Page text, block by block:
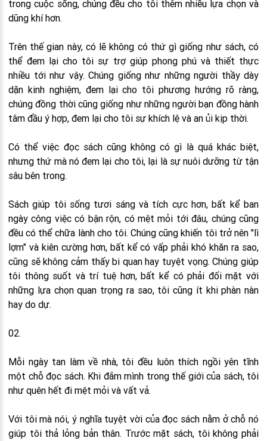
trong cuộc sống, chúng đều cho tôi thêm nhiều lựa chọn và
dũng khí hơn.
Trên thế gian này, có lẽ không có thứ gì giống như sách, có
thể đem lại cho tôi sự trợ giúp phong phú và thiết thực
nhiều tới như vậy. Chúng giống như những người thầy dày
dặn kinh nghiệm, đem lại cho tôi phương hướng rõ ràng,
chúng đồng thời cũng giống như những người bạn đồng hành
tâm đầu ý hợp, đem lại cho tôi sự khích lệ và an ủi kịp thời.
Có thể việc đọc sách cũng không có gì là quá khác biệt,
nhưng thứ mà nó đem lại cho tôi, lại là sự nuôi dưỡng từ tận
sâu bên trong.
Sách giúp tôi sống tươi sáng và tích cực hơn, bất kể ban
ngày công việc có bận rộn, có mệt mỏi tới đâu, chúng cũng
đều có thể chữa lành cho tôi. Chúng cũng khiến tôi trở nên "lì
lợm" và kiên cường hơn, bất kể có vấp phải khó khăn ra sao,
cũng sẽ không cảm thấy bi quan hay tuyệt vọng. Chúng giúp
tôi thông suốt và trí tuệ hơn, bất kể có phải đối mặt với
những lựa chọn quan trọng ra sao, tôi cũng ít khi phàn nàn
hay do dự.
02.
Mỗi ngày tan làm về nhà, tôi đều luôn thích ngồi yên tĩnh
một chỗ đọc sách. Khi đắm mình trong thế giới của sách, tôi
như quên hết đi mệt mỏi và vất vả.
Với tôi mà nói, ý nghĩa tuyệt vời của đọc sách nằm ở chỗ nó
giúp tôi thả lỏng bản thân. Trước mặt sách, tôi không phải